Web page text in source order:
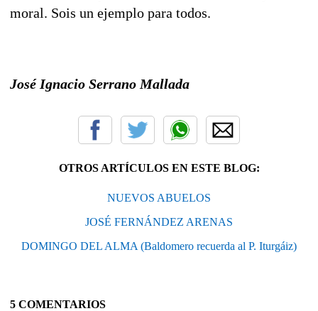
moral. Sois un ejemplo para todos.
José Ignacio Serrano Mallada
OTROS ARTÍCULOS EN ESTE BLOG:
NUEVOS ABUELOS
JOSÉ FERNÁNDEZ ARENAS
DOMINGO DEL ALMA (Baldomero recuerda al P. Iturgáiz)
5 COMENTARIOS